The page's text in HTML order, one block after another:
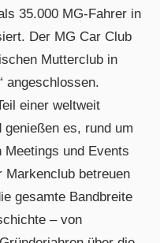
35.000 MG-Fahrer in
Der MG Car Club
Mutterclub in
angeschlossen.
einer weltweit
genießen es, rund um
Meetings und Events
Markenclub betreuen
gesamte Bandbreite
– von